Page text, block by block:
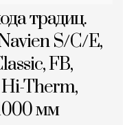
традиц.
S/C/E,
FB,
Therm,
мм